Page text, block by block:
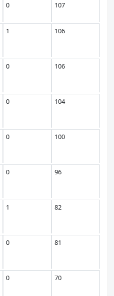
0 107
1 106
0 106
0 104
0 100
0 96
1 82
0 81
0 70